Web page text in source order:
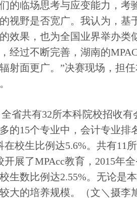
的临场思考与应变能力，考
视野是否宽广。我认为，基
效果，也为全国业界举办类
经过不断完善，湖南的
射面更广。”决赛现场，担
共有32所本科院校招收有
的15个专业中，会计专业排
在校生比例达5.6%。共有11
开展了MPAcc教育，2015年
生数比例达2.55%。无论是
大的培养规模。（文＼摄李